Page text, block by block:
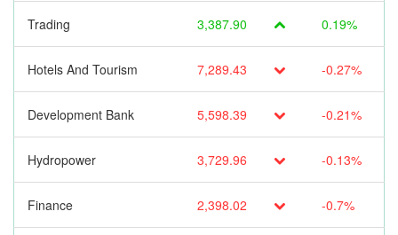
Trading 3,387.90 0.19%
Hotels And Tourism 7,289.43 -0.27%
Development Bank 5,598.39 -0.21%
Hydropower 3,729.96 -0.13%
Finance 2,398.02 -0.7%